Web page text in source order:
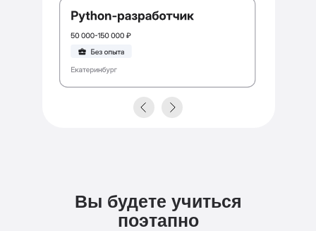
Вы будете учиться
поэтапно